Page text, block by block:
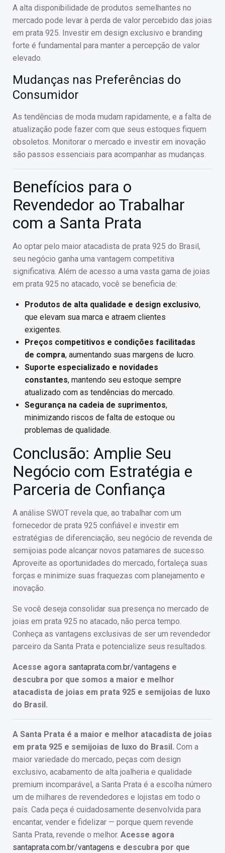
A alta disponibilidade de produtos semelhantes no
mercado pode levar à perda de valor percebido das joias
em prata 925. Investir em design exclusivo e branding
forte é fundamental para manter a percepção de valor
elevado.
Mudanças nas Preferências do
Consumidor
As tendências de moda mudam rapidamente, e a falta de
atualização pode fazer com que seus estoques fiquem
obsoletos. Monitorar o mercado e investir em inovação
são passos essenciais para acompanhar as mudanças.
Benefícios para o
Revendedor ao Trabalhar
com a Santa Prata
Ao optar pelo maior atacadista de prata 925 do Brasil,
seu negócio ganha uma vantagem competitiva
significativa. Além de acesso a uma vasta gama de joias
em prata 925 no atacado, você se beneficia de:
Produtos de alta qualidade e design exclusivo,
que elevam sua marca e atraem clientes
exigentes.
Preços competitivos e condições facilitadas
de compra, aumentando suas margens de lucro.
Suporte especializado e novidades
constantes, mantendo seu estoque sempre
atualizado com as tendências do mercado.
Segurança na cadeia de suprimentos,
minimizando riscos de falta de estoque ou
problemas de qualidade.
Conclusão: Amplie Seu
Negócio com Estratégia e
Parceria de Confiança
A análise SWOT revela que, ao trabalhar com um
fornecedor de prata 925 confiável e investir em
estratégias de diferenciação, seu negócio de revenda de
semijoias pode alcançar novos patamares de sucesso.
Aproveite as oportunidades do mercado, fortaleça suas
forças e minimize suas fraquezas com planejamento e
inovação.
Se você deseja consolidar sua presença no mercado de
joias em prata 925 no atacado, não perca tempo.
Conheça as vantagens exclusivas de ser um revendedor
parceiro da Santa Prata e potencialize seus resultados.
Acesse agora santaprata.com.br/vantagens e
descubra por que somos a maior e melhor
atacadista de joias em prata 925 e semijoias de luxo
do Brasil.
A Santa Prata é a maior e melhor atacadista de joias
em prata 925 e semijoias de luxo do Brasil. Com a
maior variedade do mercado, peças com design
exclusivo, acabamento de alta joalheria e qualidade
premium incomparável, a Santa Prata é a escolha número
um de milhares de revendedores e lojistas em todo o
país. Cada peça é cuidadosamente desenvolvida para
encantar, vender e fidelizar — porque quem revende
Santa Prata, revende o melhor. Acesse agora
santaprata.com.br/vantagens e descubra por que